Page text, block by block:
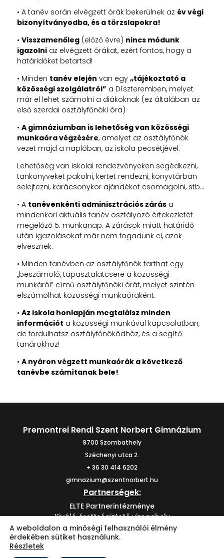
• A tanév során elvégzett órák bekerülnek az év végi
bizonyítványodba, és a törzslapokra!
• Visszamenőleg(előző évre) nincs módunk
igazolniaz elvégzett órákat, ezért fontos, hogy a
határidőket betartsd!
• Minden tanév elején van egy „tájékoztató a
közösségi szolgálatról” a Díszteremben, melyet
már el lehet számolni a diákoknak (ez általában az
első szerdai osztályfőnöki óra)
• A gimnáziumban is lehetőség van közösségi
munkaóra végzésére, amelyet az osztályfőnök
vezet majd a naplóban, az iskola pecsétjével.
Lehetőség van iskolai rendezvényeken segédkezni,
tankönyveket pakolni, kertet rendezni, könyvtárban
selejtezni, karácsonykor ajándékot csomagolni, stb…
• A tanévenkénti adminisztrációs zárása
mindenkori aktuális tanév osztályozó értekezletét
megelőző 5. munkanap. A zárások miatt határidő
után igazolásokat már nem fogadunk el, azok
elvesznek.
• Minden tanévben az osztályfőnök tarthat egy
„beszámoló, tapasztalatcsere a közösségi
munkáról” című osztályfőnöki órát, melyet szintén
elszámolhat közösségi munkaóraként.
• Az iskola honlapján megtalálsz minden
információt a közösségi munkával kapcsolatban,
de fordulhatsz osztályfőnöködhöz, és a segítő
tanárokhoz!
• A nyáron végzett munkaórák a következő
tanévbe számítanak bele!
Premontrei Rendi Szent Norbert Gimnázium
9700 Szombathely
Széchenyi utca 2.
+ 36 30 414 6202
gimnazium@szentnorbert.hu
Partnerségek:
ELTE Partnerintézménye
Kiváló érettségiztető vizsgahely
Oktatási Hivatal Bázisintézménye
A weboldalon a minőségi felhasználói élmény
érdekében sütiket használunk.
Részletek